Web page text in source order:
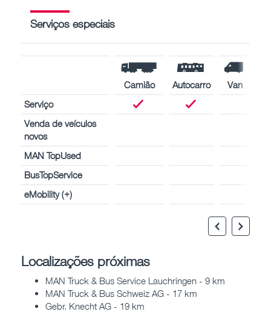
Serviços especiais
Camião Autocarro
Van
Serviço
Venda de veículos
novos
MAN TopUsed
BusTopService
eMobility (+)
Localizações próximas
MAN Truck & Bus Service Lauchringen - 9 km
MAN Truck & Bus Schweiz AG - 17 km
Gebr. Knecht AG - 19 km